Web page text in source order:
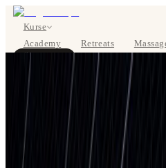
Kurse
Academy
Retreats
JETZT BUCHEN EN